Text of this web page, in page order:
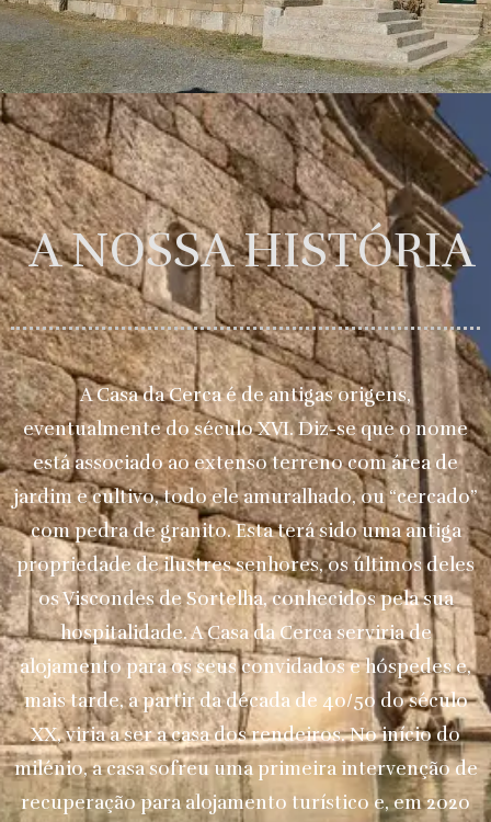
A NOSSA HISTÓRIA
A Casa da Cerca é de antigas origens,
eventualmente do século XVI. Diz-se que o nome
está associado ao extenso terreno com área de
jardim e cultivo, todo ele amuralhado, ou “cercado”
com pedra de granito. Esta terá sido uma antiga
propriedade de ilustres senhores, os últimos deles
os Viscondes de Sortelha, conhecidos pela sua
hospitalidade. A Casa da Cerca serviria de
alojamento para os seus convidados e hóspedes e,
mais tarde, a partir da década de 40/50 do século
XX, viria a ser a casa dos rendeiros. No início do
milénio, a casa sofreu uma primeira intervenção de
recuperação para alojamento turístico e, em 2020